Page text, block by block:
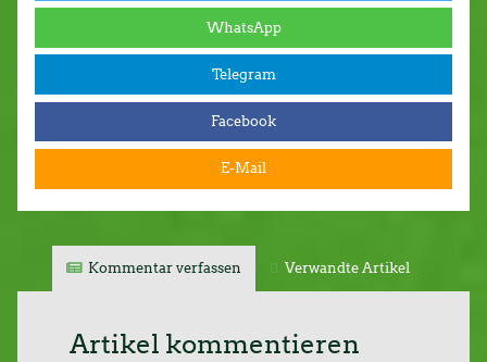
WhatsApp
Telegram
Facebook
E-Mail
Kommentar verfassen Verwandte Artikel
Artikel kommentieren